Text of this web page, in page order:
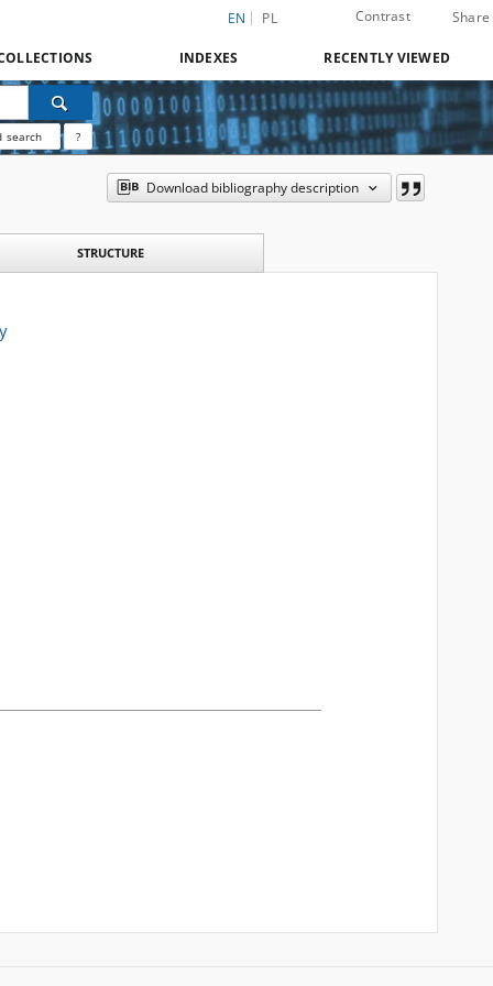
EN PL Contrast Share
INDEXES RECENTLY VIEWED
search ?
Download bibliography description
STRUCTURE